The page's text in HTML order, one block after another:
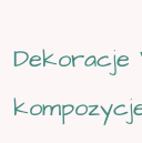
Dekoracje